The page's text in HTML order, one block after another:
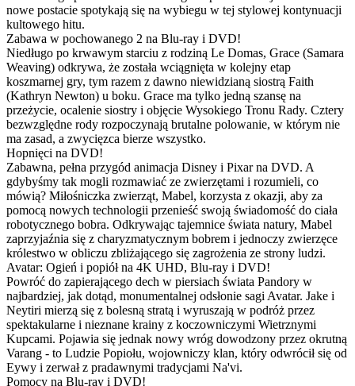
nowe postacie spotykają się na wybiegu w tej stylowej kontynuacji
kultowego hitu.
Zabawa w pochowanego 2 na Blu-ray i DVD!
Niedługo po krwawym starciu z rodziną Le Domas, Grace (Samara
Weaving) odkrywa, że została wciągnięta w kolejny etap
koszmarnej gry, tym razem z dawno niewidzianą siostrą Faith
(Kathryn Newton) u boku. Grace ma tylko jedną szansę na
przeżycie, ocalenie siostry i objęcie Wysokiego Tronu Rady. Cztery
bezwzględne rody rozpoczynają brutalne polowanie, w którym nie
ma zasad, a zwycięzca bierze wszystko.
Hopnięci na DVD!
Zabawna, pełna przygód animacja Disney i Pixar na DVD. A
gdybyśmy tak mogli rozmawiać ze zwierzętami i rozumieli, co
mówią? Miłośniczka zwierząt, Mabel, korzysta z okazji, aby za
pomocą nowych technologii przenieść swoją świadomość do ciała
robotycznego bobra. Odkrywając tajemnice świata natury, Mabel
zaprzyjaźnia się z charyzmatycznym bobrem i jednoczy zwierzęce
królestwo w obliczu zbliżającego się zagrożenia ze strony ludzi.
Avatar: Ogień i popiół na 4K UHD, Blu-ray i DVD!
Powróć do zapierającego dech w piersiach świata Pandory w
najbardziej, jak dotąd, monumentalnej odsłonie sagi Avatar. Jake i
Neytiri mierzą się z bolesną stratą i wyruszają w podróż przez
spektakularne i nieznane krainy z koczowniczymi Wietrznymi
Kupcami. Pojawia się jednak nowy wróg dowodzony przez okrutną
Varang - to Ludzie Popiołu, wojowniczy klan, który odwrócił się od
Eywy i zerwał z pradawnymi tradycjami Na'vi.
Pomocy na Blu-ray i DVD!